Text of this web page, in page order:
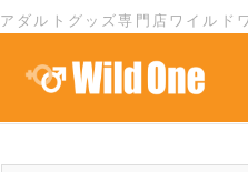
アダルトグッズ専門店ワイルド